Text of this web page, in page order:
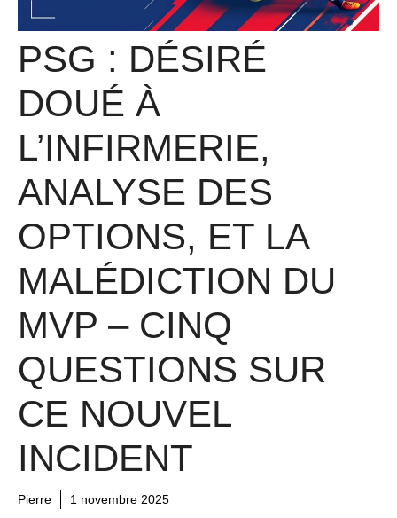
PSG : DÉSIRÉ
DOUÉ À
L’INFIRMERIE,
ANALYSE DES
OPTIONS, ET LA
MALÉDICTION DU
MVP – CINQ
QUESTIONS SUR
CE NOUVEL
INCIDENT
Pierre 1 novembre 2025